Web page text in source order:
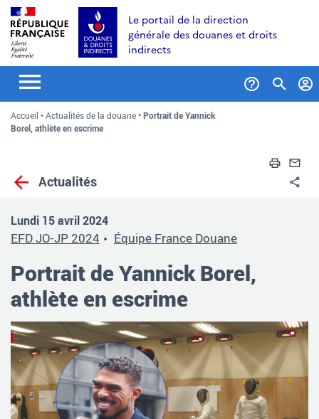
Aller
au
contenu
Aller
recherche
Aller
au
menu
Le portail de la direction
générale des douanes et droits
indirects
Accueil Actualités de la douane
Portrait de Yannick
Borel, athlète en escrime
Actualités
Lundi 15 avril 2024
EFD JO-JP 2024 Équipe France Douane
Portrait de Yannick Borel,
athlète en escrime